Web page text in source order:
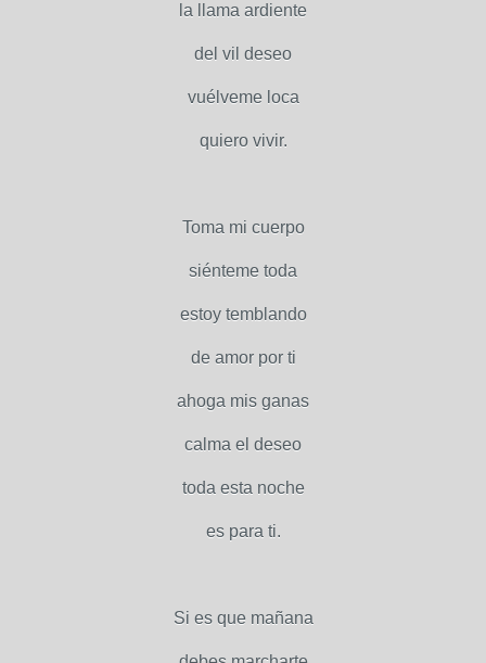
la llama ardiente
del vil deseo
vuélveme loca
quiero vivir.
Toma mi cuerpo
siénteme toda
estoy temblando
de amor por ti
ahoga mis ganas
calma el deseo
toda esta noche
es para ti.
Si es que mañana